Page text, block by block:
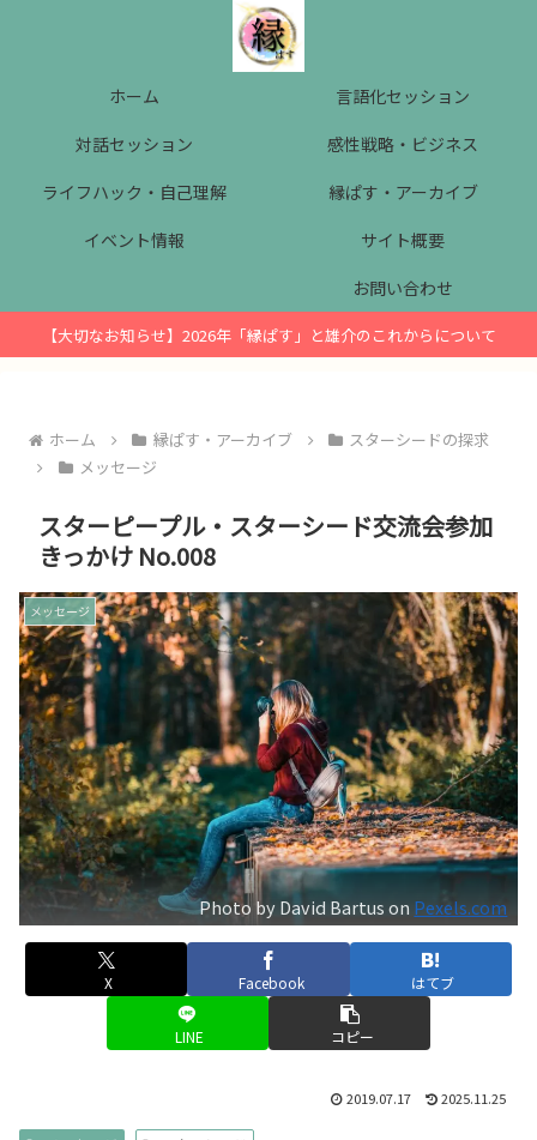
ホーム
言語化セッション
対話セッション
感性戦略・ビジネス
ライフハック・自己理解
縁ぱす・アーカイブ
イベント情報
サイト概要
お問い合わせ
【大切なお知らせ】2026年「縁ぱす」と雄介のこれからについて
ホーム 縁ぱす・アーカイブ
スターシードの探求
メッセージ
スターピープル・スターシード交流会参加
きっかけ No.008
メッセージ
Photo by David Bartus onPexels.com
X Facebook はてブ
LINE コピー
2019.07.17 2025.11.25